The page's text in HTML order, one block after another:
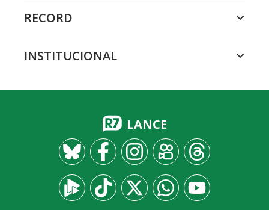
RECORD
INSTITUCIONAL
LANCE